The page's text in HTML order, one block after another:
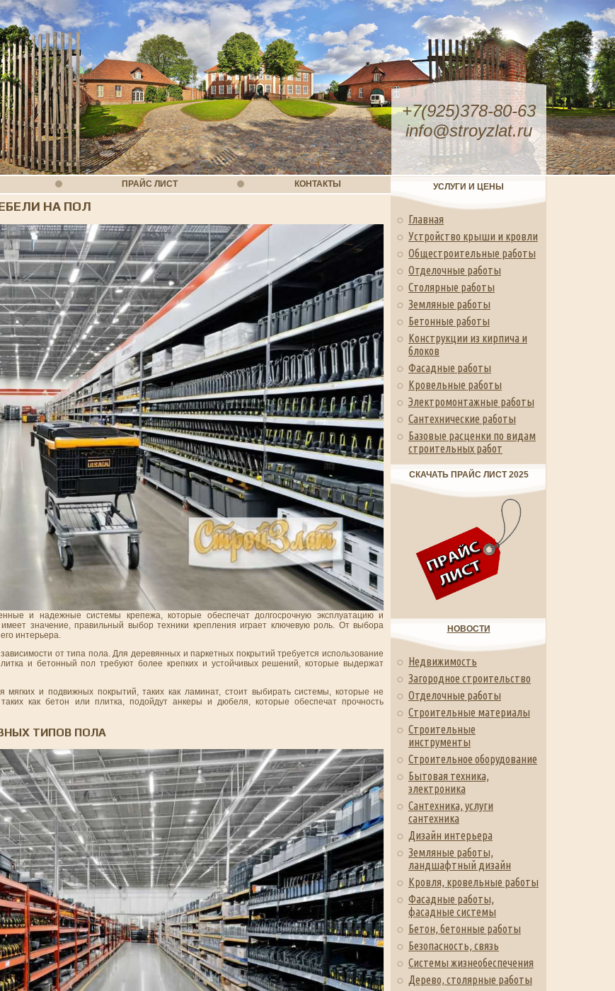
+7(925)378-80-63
info@stroyzlat.ru
ПРАЙС ЛИСТ КОНТАКТЫ
НА ПОЛ
и надежные системы крепежа, которые обеспечат долгосрочную эксплуатацию и
значение, правильный выбор техники крепления играет ключевую роль. От выбора
интерьера.
от типа пола. Для деревянных и паркетных покрытий требуется использование
и бетонный пол требуют более крепких и устойчивых решений, которые выдержат
и подвижных покрытий, таких как ламинат, стоит выбирать системы, которые не
как бетон или плитка, подойдут анкеры и дюбеля, которые обеспечат прочность
ТИПОВ ПОЛА
УСЛУГИ И ЦЕНЫ
Главная
Устройство крыши и кровли
Общестроительные работы
Отделочные работы
Столярные работы
Земляные работы
Бетонные работы
Конструкции из кирпича и
блоков
Фасадные работы
Кровельные работы
Электромонтажные работы
Сантехнические работы
Базовые расценки по видам
строительных работ
СКАЧАТЬ ПРАЙС ЛИСТ 2025
НОВОСТИ
Недвижимость
Загородное строительство
Отделочные работы
Строительные материалы
Строительные
инструменты
Строительное оборудование
Бытовая техника,
электроника
Сантехника, услуги
сантехника
Дизайн интерьера
Земляные работы,
ландшафтный дизайн
Кровля, кровельные работы
Фасадные работы,
фасадные системы
Бетон, бетонные работы
Безопасность, связь
Системы жизнеобеспечения
Дерево, столярные работы